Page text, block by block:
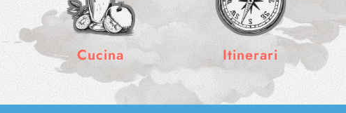
Cucina Itinerari